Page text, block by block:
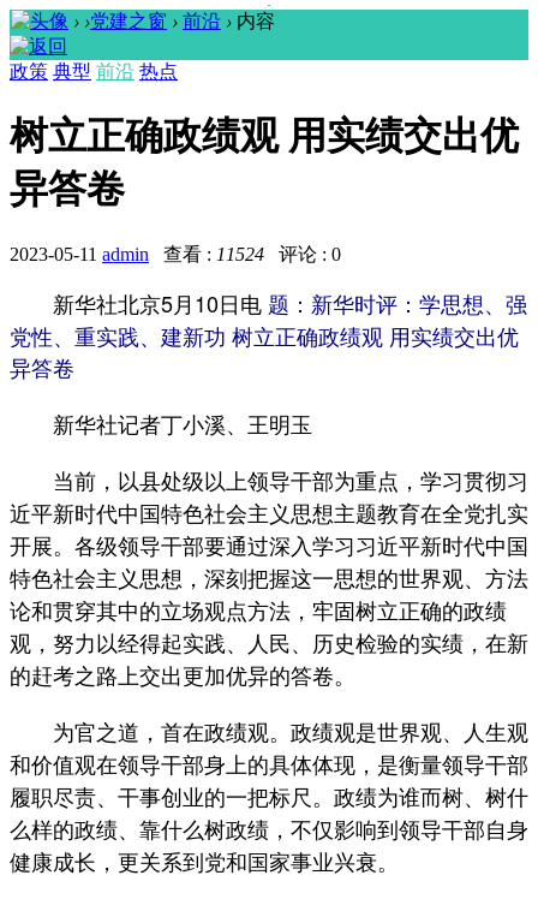
› ›党建之窗 › 前沿 › 内容
政策 典型 前沿 热点
树立正确政绩观 用实绩交出优
异答卷
2023-05-11 admin 查看 : 11524 评论 : 0
新华社北京5月10日电 题：新华时评： 学思想、强
党性、重实践、建新功 树立正确政绩观 用实绩交出优
异答卷
新华社记者丁小溪、王明玉
当前，以县处级以上领导干部为重点，学习贯彻习
近平新时代中国特色社会主义思想主题教育在全党扎实
开展。各级领导干部要通过深入学习习近平新时代中国
特色社会主义思想，深刻把握这一思想的世界观、方法
论和贯穿其中的立场观点方法，牢固树立正确的政绩
观，努力以经得起实践、人民、历史检验的实绩，在新
的赶考之路上交出更加优异的答卷。
为官之道，首在政绩观。政绩观是世界观、人生观
和价值观在领导干部身上的具体体现，是衡量领导干部
履职尽责、干事创业的一把标尺。政绩为谁而树、树什
么样的政绩、靠什么树政绩，不仅影响到领导干部自身
健康成长，更关系到党和国家事业兴衰。